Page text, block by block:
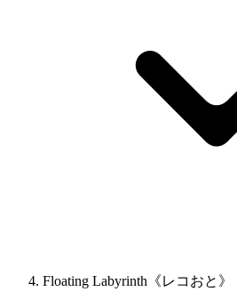
Floating Labyrinth《レコおと》